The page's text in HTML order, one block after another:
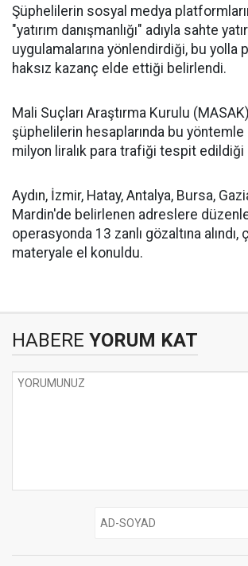
Şüphelilerin sosyal medya
"yatırım danışmanlığı" adıyla sahte
uygulamalarına yönlendirdiği, bu yolla
haksız kazanç elde ettiği belirlendi.
Mali Suçları Araştırma Kurulu
şüphelilerin hesaplarında bu
milyon liralık para trafiği tespit edildiği
Aydın, İzmir, Hatay, Antalya, Bursa,
Mardin'de belirlenen adreslere
operasyonda 13 zanlı gözaltına alındı,
materyale el konuldu.
HABERE YORUM KAT